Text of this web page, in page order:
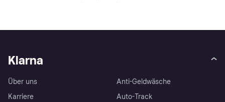
Klarna
Über uns
Karriere
Anti-Geldwäsche
Auto-Track